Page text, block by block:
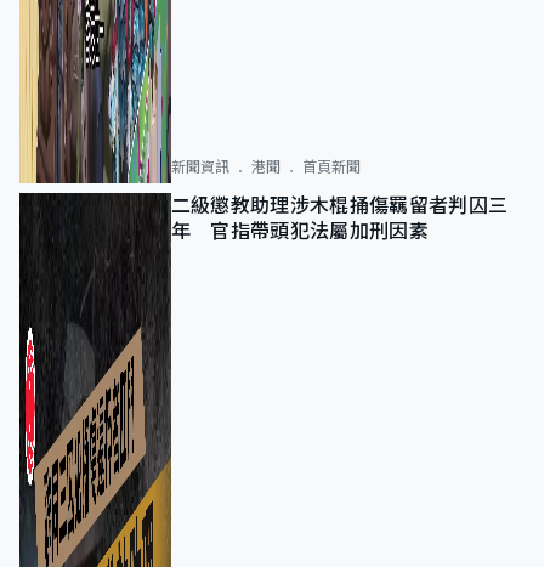
新聞資訊 港聞 首頁新聞
二級懲教助理涉木棍捅傷羈留者判囚三
年 官指帶頭犯法屬加刑因素